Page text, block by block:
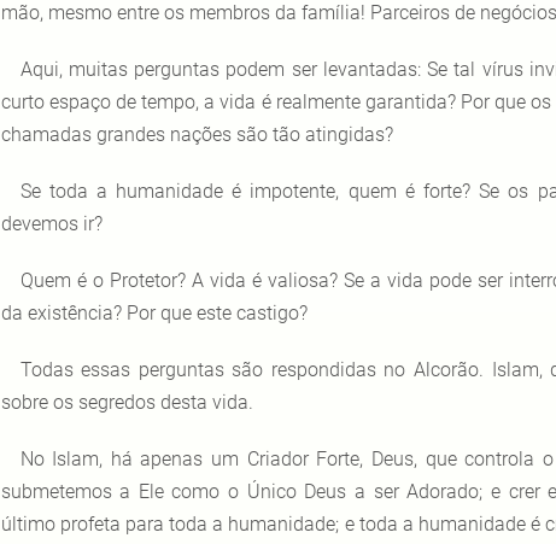
mão, mesmo entre os membros da família! Parceiros de
Aqui, muitas perguntas podem ser levantadas: Se tal vírus
curto espaço de tempo, a vida é realmente garantida? Por que
chamadas grandes nações são tão atingidas?
Se toda a humanidade é impotente, quem é forte? Se os
devemos ir?
Quem é o Protetor? A vida é valiosa? Se a vida pode ser
da existência? Por que este castigo?
Todas essas perguntas são respondidas no Alcorão.
sobre os segredos desta vida.
No Islam, há apenas um Criador Forte, Deus, que controla
submetemos a Ele como o Único Deus a ser Adorado; e crer
último profeta para toda a humanidade; e toda a humanidade é